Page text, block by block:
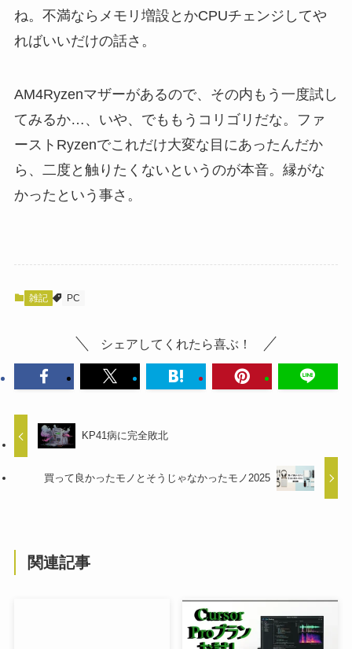
ね。不満ならメモリ増設とかCPUチェンジしてや
ればいいだけの話さ。
AM4Ryzenマザーがあるので、その内もう一度試し
てみるか…、いや、でももうコリゴリだな。ファ
ーストRyzenでこれだけ大変な目にあったんだか
ら、二度と触りたくないというのが本音。縁がな
かったという事さ。
雑記 PC
シェアしてくれたら喜ぶ！
KP41病に完全敗北
買って良かったモノとそうじゃなかったモノ2025
関連記事